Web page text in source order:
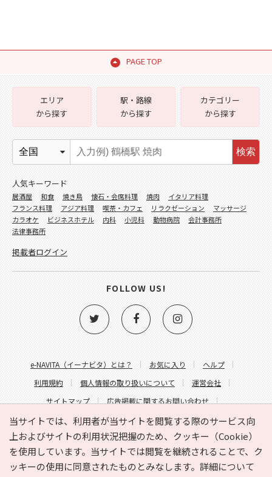
PAGE TOP
当サイトでは、利用者が当サイトを閲覧する際のサービス向
上およびサイトの利用状況把握のため、クッキー（Cookie）
を使用しています。当サイトでは閲覧を継続されることで、ク
ッキーの使用に同意されたものとみなします。詳細について
e-NAVITA（イーナビタ）とは？ お気に入り
ヘルプ
利用規約
個人情報の取り扱いについて
運営会社
サイトマップ
広告掲載に関するお問い合わせ
サイトの内容に関するお問い合わせ
エリア
から探す
駅・路線
から探す
カテゴリー
から探す
検索
人気キーワード
居酒屋 和食 焼き鳥 懐石・会席料理 焼肉
イタリア料理
フランス料理
アジア料理 喫茶・カフェ リラクゼーション
マッサージ
カラオケ
ビジネスホテル 内科 小児科 動物病院
会計事務所
法律事務所
掲載者ログイン
FOLLOW US!